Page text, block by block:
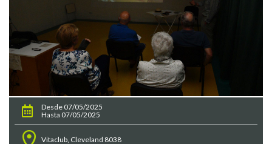
Desde 07/05/2025
Hasta 07/05/2025
Vitaclub, Cleveland 8038